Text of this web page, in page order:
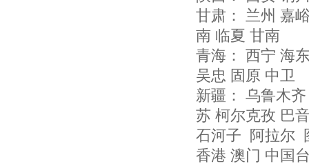
甘肃： 兰州 嘉
南 临夏 甘南
青海： 西宁 海
吴忠 固原 中卫
新疆： 乌鲁木
苏 柯尔克孜 巴
石河子 阿拉尔
香港 澳门 中国